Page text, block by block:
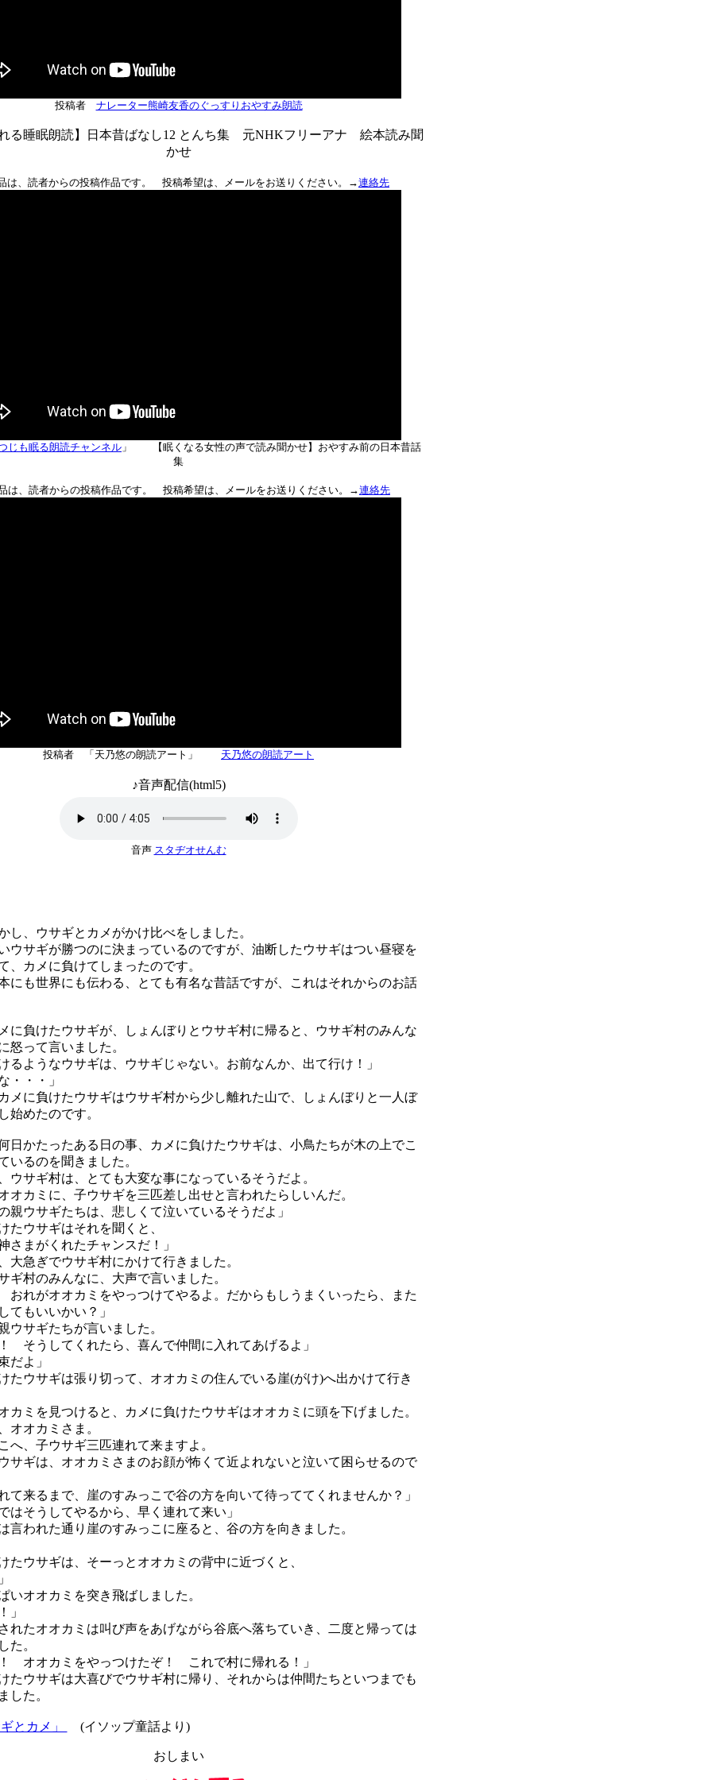
投稿者 ナレーター熊崎友香のぐっすりおやすみ朗読
る睡眠朗読】日本昔ばなし12 とんち集 元NHKフリーアナ 絵本読み聞
かせ
は、読者からの投稿作品です。 投稿希望は、メールをお送りください。→連絡先
じも眠る朗読チャンネル 」 【眠くなる女性の声で読み聞かせ】おやすみ前の日本昔話
集
は、読者からの投稿作品です。 投稿希望は、メールをお送りください。→連絡先
投稿者 「天乃悠の朗読アート」 天乃悠の朗読アート
♪音声配信(html5)
音声 スタヂオせんむ
、ウサギとカメがかけ比べをしました。
サギが勝つのに決まっているのですが、油断したウサギはつい昼寝を
、カメに負けてしまったのです。
も世界にも伝わる、とても有名な昔話ですが、これはそれからのお話
負けたウサギが、しょんぼりとウサギ村に帰ると、ウサギ村のみんな
怒って言いました。
るようなウサギは、ウサギじゃない。お前なんか、出て行け！」
・・・」
に負けたウサギはウサギ村から少し離れた山で、しょんぼりと一人ぼ
始めたのです。
かたったある日の事、カメに負けたウサギは、小鳥たちが木の上でこ
いるのを聞きました。
ウサギ村は、とても大変な事になっているそうだよ。
カミに、子ウサギを三匹差し出せと言われたらしいんだ。
ウサギたちは、悲しくて泣いているそうだよ」
ウサギはそれを聞くと、
さまがくれたチャンスだ！」
大急ぎでウサギ村にかけて行きました。
村のみんなに、大声で言いました。
れがオオカミをやっつけてやるよ。だからもしうまくいったら、また
てもいいかい？」
サギたちが言いました。
そうしてくれたら、喜んで仲間に入れてあげるよ」
だよ」
ウサギは張り切って、オオカミの住んでいる崖(がけ)へ出かけて行き
ミを見つけると、カメに負けたウサギはオオカミに頭を下げました。
オオカミさま。
、子ウサギ三匹連れて来ますよ。
ギは、オオカミさまのお顔が怖くて近よれないと泣いて困らせるので
来るまで、崖のすみっこで谷の方を向いて待っててくれませんか？」
はそうしてやるから、早く連れて来い」
われた通り崖のすみっこに座ると、谷の方を向きました。
ウサギは、そーっとオオカミの背中に近づくと、
いオオカミを突き飛ばしました。
」
たオオカミは叫び声をあげながら谷底へ落ちていき、二度と帰っては
た。
オオカミをやっつけたぞ！ これで村に帰れる！」
ウサギは大喜びでウサギ村に帰り、それからは仲間たちといつまでも
した。
とカメ」 (イソップ童話より)
おしまい